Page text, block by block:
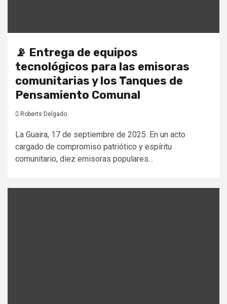
📡 Entrega de equipos
tecnológicos para las emisoras
comunitarias y los Tanques de
Pensamiento Comunal
Roberts Delgado
La Guaira, 17 de septiembre de 2025. En un acto
cargado de compromiso patriótico y espíritu
comunitario, diez emisoras populares...